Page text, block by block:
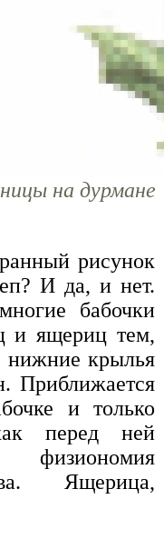
на дурмане
рисунок
И да, и нет.
бабочки
и ящериц тем,
нижние крылья
Приближается
и только
перед ней
физиономия
Ящерица,